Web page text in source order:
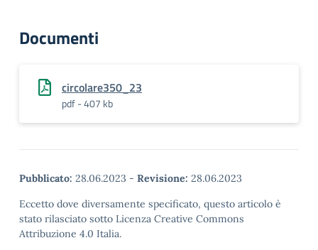
Documenti
circolare350_23
pdf - 407 kb
Pubblicato: 28.06.2023 - Revisione: 28.06.2023
Eccetto dove diversamente specificato, questo articolo è
stato rilasciato sotto Licenza Creative Commons
Attribuzione 4.0 Italia.